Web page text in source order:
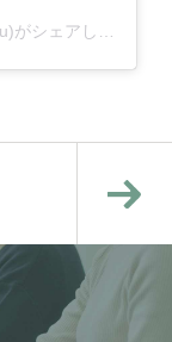
リニエプラッツ草津(@linie_platz_kusatsu)がシェアした投稿